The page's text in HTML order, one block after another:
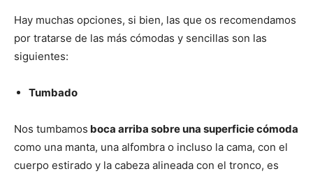
Hay muchas opciones, si bien, las que os recomendamos
por tratarse de las más cómodas y sencillas son las
siguientes:
Tumbado
Nos tumbamos boca arriba sobre una superficie cómoda
como una manta, una alfombra o incluso la cama, con el
cuerpo estirado y la cabeza alineada con el tronco, es